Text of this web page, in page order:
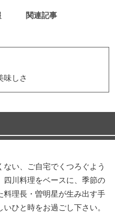
関連記事
味しさ
い、ご自宅でくつろぐよう
川料理をベースに、季節の
理長・曽明星が生み出す手
ひと時をお過ごし下さい。